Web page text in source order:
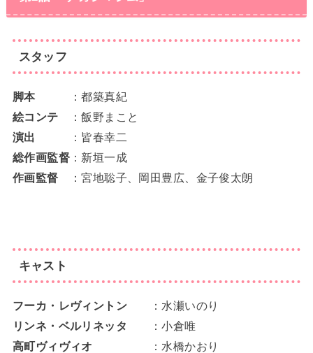
スタッフ
脚本
：都築真紀
絵コンテ
：飯野まこと
演出
：皆春幸二
総作画監督：新垣一成
作画監督
：宮地聡子、岡田豊広、金子俊太朗
キャスト
フーカ・レヴィントン
：水瀬いのり
リンネ・ベルリネッタ
：小倉唯
高町ヴィヴィオ
：水橋かおり